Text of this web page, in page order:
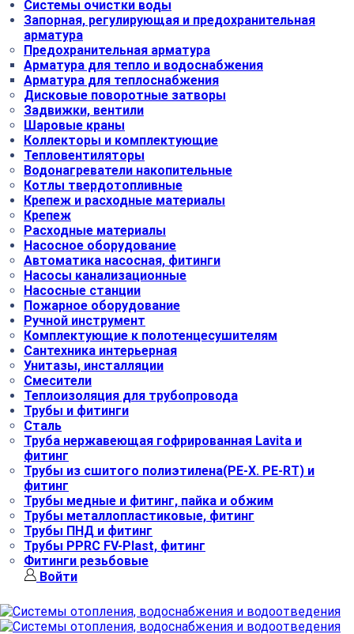
Системы очистки воды
Запорная, регулирующая и предохранительная
арматура
Предохранительная арматура
Арматура для тепло и водоснабжения
Арматура для теплоснабжения
Дисковые поворотные затворы
Задвижки, вентили
Шаровые краны
Коллекторы и комплектующие
Тепловентиляторы
Водонагреватели накопительные
Котлы твердотопливные
Крепеж и расходные материалы
Крепеж
Расходные материалы
Насосное оборудование
Автоматика насосная, фитинги
Насосы канализационные
Насосные станции
Пожарное оборудование
Ручной инструмент
Комплектующие к полотенцесушителям
Сантехника интерьерная
Унитазы, инсталляции
Смесители
Теплоизоляция для трубопровода
Трубы и фитинги
Сталь
Труба нержавеющая гофрированная Lavita и
фитинг
Трубы из сшитого полиэтилена(РЕ-Х. PE-RT) и
фитинг
Трубы медные и фитинг, пайка и обжим
Трубы металлопластиковые, фитинг
Трубы ПНД и фитинг
Трубы РРRC FV-Plast, фитинг
Фитинги резьбовые
Войти